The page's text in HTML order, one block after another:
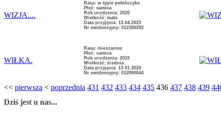
WIZJA....
Rasa: w typie pekińczyka
Płeć: samica
Rok urodzenia: 2020
Wielkość: mała
Data przyjęcia: 13.04.2023
Nr ewidencyjny: 012300292
WIŁKA.
Rasa: mieszaniec
Płeć: samica
Rok urodzenia: 2015
Wielkość: średnia
Data przyjęcia: 13.01.2020
Nr ewidencyjny: 012000044
<< pierwsza < poprzednia 431 432 433 434 435 436 437 438 439
Dziś jest u nas...